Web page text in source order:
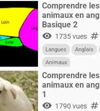
Comprendre
animaux en
Basique 2
visibility 1735 vues numbers
Langues Anglais
Animaux
Comprendre
animaux en
1
visibility 1790 vues numbers